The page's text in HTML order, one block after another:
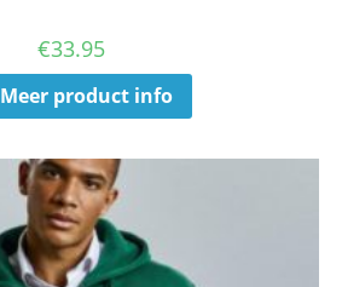
€33.95
Meer product info